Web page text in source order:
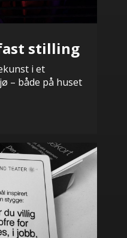
stilling
i et
– både på huset